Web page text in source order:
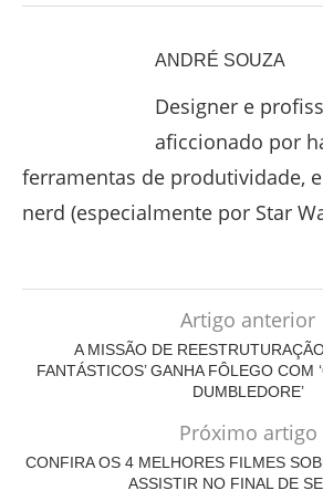
ANDRÉ SOUZA
Designer e
aficcionado por
ferramentas de produtividade,
nerd (especialmente por Star
Artigo anterior
A MISSÃO DE
FANTÁSTICOS’ GANHA FÔLEGO COM
DUMBLEDORE’
Próximo artigo
CONFIRA OS 4 MELHORES FILMES
ASSISTIR NO FINAL DE